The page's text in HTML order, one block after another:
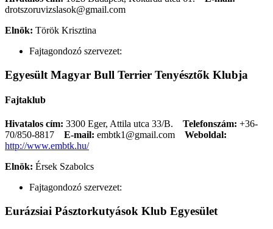
drotszoruvizslasok@gmail.com
Elnök: Török Krisztina
Fajtagondozó szervezet:
Egyesült Magyar Bull Terrier Tenyésztők Klubja
Fajtaklub
Hivatalos cím: 3300 Eger, Attila utca 33/B. Telefonszám: +36-
70/850-8817
E-mail: embtk1@gmail.com
Weboldal:
http://www.embtk.hu/
Elnök: Érsek Szabolcs
Fajtagondozó szervezet:
Eurázsiai Pásztorkutyások Klub Egyesület